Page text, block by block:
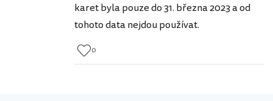
karet byla pouze do 31. března 2023 a od
tohoto data nejdou používat.
0